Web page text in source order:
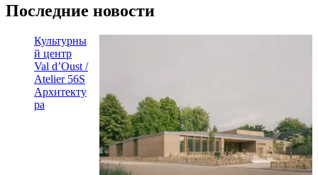
Последние новости
Культурны
й центр
Val d’Oust /
Atelier 56S
Архитекту
ра